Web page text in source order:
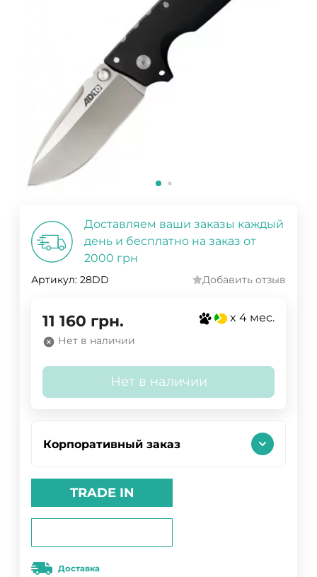
Доставляем ваши заказы каждый
день и бесплатно на заказ от
2000 грн
Артикул: 28DD Добавить отзыв
11 160 грн. x 4 мес.
Нет в наличии
Нет в наличии
Корпоративный заказ
TRADE IN
Доставка